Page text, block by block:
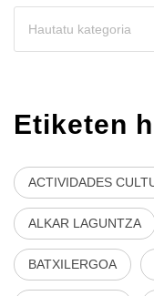
Etiketen
ACTIVIDADES
ALKAR LAGUNTZA
BATXILERGOA